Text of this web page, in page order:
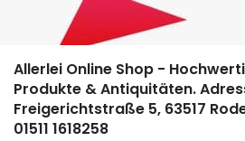
Allerlei Online Shop -
Produkte & Antiquitäten.
Freigerichtstraße 5, 63517
01511 1618258